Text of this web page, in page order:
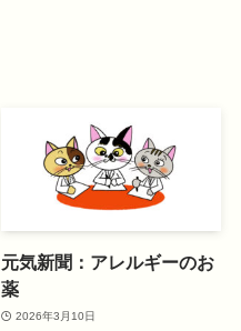
元気新聞：アレルギーのお
薬
2026年3月10日